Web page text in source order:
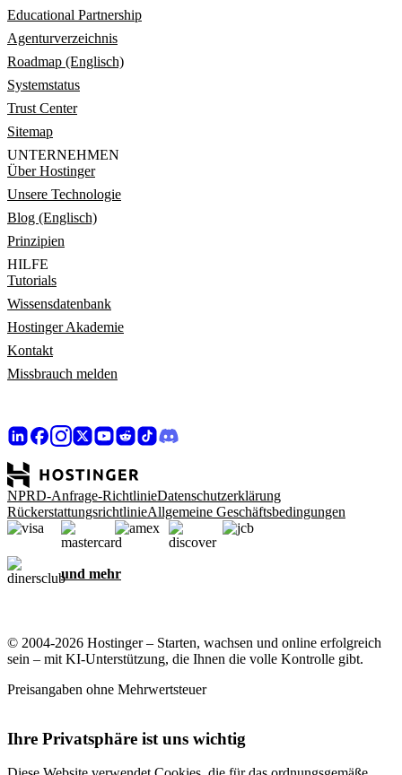
Educational Partnership
Agenturverzeichnis
Roadmap (Englisch)
Systemstatus
Trust Center
Sitemap
UNTERNEHMEN
Über Hostinger
Unsere Technologie
Blog (Englisch)
Prinzipien
HILFE
Tutorials
Wissensdatenbank
Hostinger Akademie
Kontakt
Missbrauch melden
NPRD-Anfrage-RichtlinieDatenschutzerklärung
RückerstattungsrichtlinieAllgemeine Geschäftsbedingungen
und mehr
© 2004-2026 Hostinger – Starten, wachsen und online erfolgreich
sein – mit KI-Unterstützung, die Ihnen die volle Kontrolle gibt.
Preisangaben ohne Mehrwertsteuer
Ihre Privatsphäre ist uns wichtig